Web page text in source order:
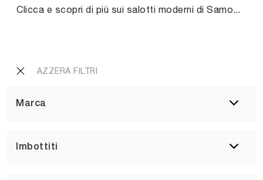
AZZERA FILTRI
Marca
Imbottiti
Clicca e scopri di più sui salotti moderni di Samoa! Diversi modelli di divani, come Ariel, ti attendono.